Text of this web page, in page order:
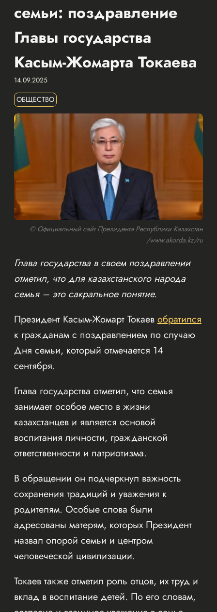
семьи: поздравление
Главы государства
Касым-Жомарта Токаева
14.09.2025
ОБЩЕСТВО
© Официальный сайт Президента Республики Казахстан
/www.akorda.kz/ru
Глава государства в своем поздравлении
отметил, что для казахстанского народа
семья – это сакральное понятие.
Президент Касым-Жомарт Токаев обратился
к гражданам с поздравлением по случаю
Дня семьи, который отмечается 14
сентября.
Глава государства отметил, что семья
занимает особое место в жизни
казахстанцев и является основой
воспитания личности, гражданской
ответственности и патриотизма.
В обращении он подчеркнул важность
сохранения традиций и уважения к
родителям. Особые слова были
адресованы матерям, которых Президент
назвал опорой семьи и центром
человеческой цивилизации.
Токаев также отметил роль отцов, их труд и
вклад в воспитание детей. По его словам,